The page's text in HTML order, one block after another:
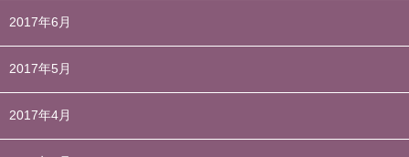
2017年6月
2017年5月
2017年4月